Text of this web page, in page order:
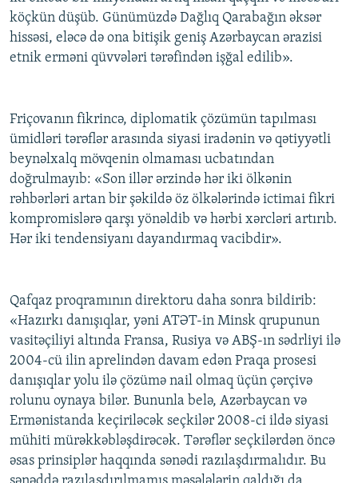
köçkün düşüb. Günümüzdə Dağlıq Qarabağın əksər
hissəsi, eləcə də ona bitişik geniş Azərbaycan ərazisi
etnik erməni qüvvələri tərəfindən işğal edilib».
Friçovanın fikrincə, diplomatik çözümün tapılması
ümidləri tərəflər arasında siyasi iradənin və qətiyyətli
beynəlxalq mövqenin olmaması ucbatından
doğrulmayıb: «Son illər ərzində hər iki ölkənin
rəhbərləri artan bir şəkildə öz ölkələrində ictimai fikri
kompromislərə qarşı yönəldib və hərbi xərcləri artırıb.
Hər iki tendensiyanı dayandırmaq vacibdir».
Qafqaz proqramının direktoru daha sonra bildirib:
«Hazırkı danışıqlar, yəni ATƏT-in Minsk qrupunun
vasitəçiliyi altında Fransa, Rusiya və ABŞ-ın sədrliyi ilə
2004-cü ilin aprelindən davam edən Praqa prosesi
danışıqlar yolu ilə çözümə nail olmaq üçün çərçivə
rolunu oynaya bilər. Bununla belə, Azərbaycan və
Ermənistanda keçiriləcək seçkilər 2008-ci ildə siyasi
mühiti mürəkkəbləşdirəcək. Tərəflər seçkilərdən öncə
əsas prinsiplər haqqında sənədi razılaşdırmalıdır. Bu